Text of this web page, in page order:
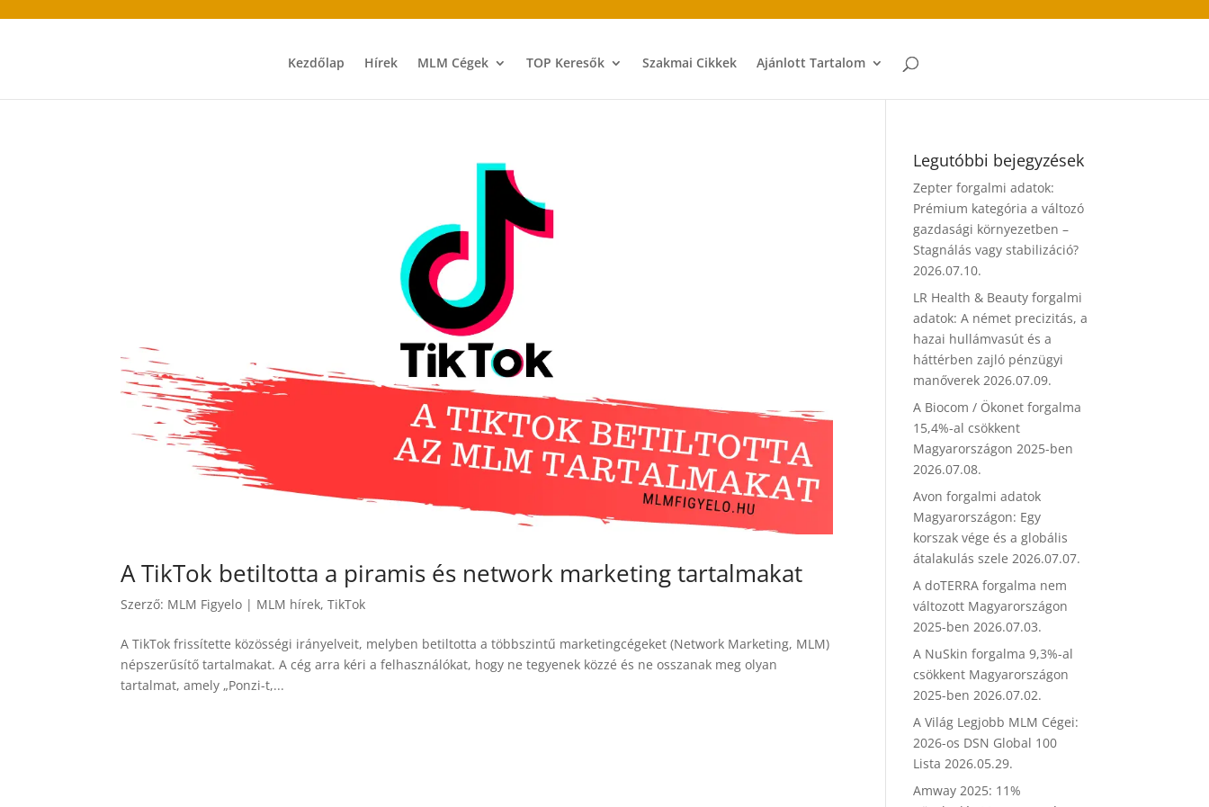
Kezdőlap Hírek MLM Cégek TOP Keresők Szakmai Cikkek Ajánlott Tartalom
A TikTok betiltotta a piramis és network marketing tartalmakat
Szerző: MLM Figyelo | MLM hírek,TikTok
A TikTok frissítette közösségi irányelveit, melyben betiltotta a többszintű marketingcégeket (Network Marketing, MLM)
népszerűsítő tartalmakat. A cég arra kéri a felhasználókat, hogy ne tegyenek közzé és ne osszanak meg olyan
tartalmat, amely „Ponzi-t,...
Legutóbbi bejegyzések
Zepter forgalmi adatok:
Prémium kategória a változó
gazdasági környezetben –
Stagnálás vagy stabilizáció?
2026.07.10.
LR Health & Beauty forgalmi
adatok: A német precizitás, a
hazai hullámvasút és a
háttérben zajló pénzügyi
manőverek 2026.07.09.
A Biocom / Ökonet forgalma
15,4%-al csökkent
Magyarországon 2025-ben
2026.07.08.
Avon forgalmi adatok
Magyarországon: Egy
korszak vége és a globális
átalakulás szele 2026.07.07.
A doTERRA forgalma nem
változott Magyarországon
2025-ben 2026.07.03.
A NuSkin forgalma 9,3%-al
csökkent Magyarországon
2025-ben 2026.07.02.
A Világ Legjobb MLM Cégei:
2026-os DSN Global 100
Lista 2026.05.29.
Amway 2025: 11%